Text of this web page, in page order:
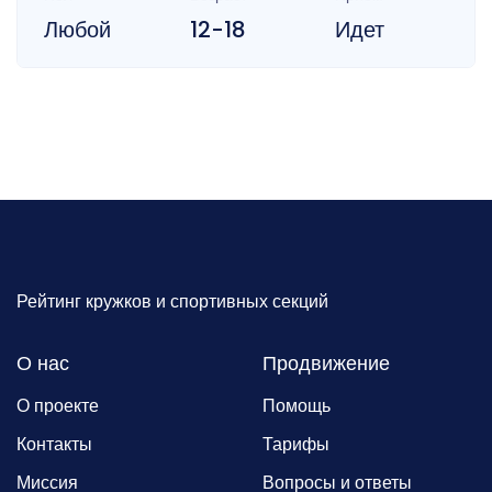
Любой 12-18 Идет
Рейтинг кружков и спортивных секций
О нас
О проекте
Контакты
Миссия
Продвижение
Помощь
Тарифы
Вопросы и ответы